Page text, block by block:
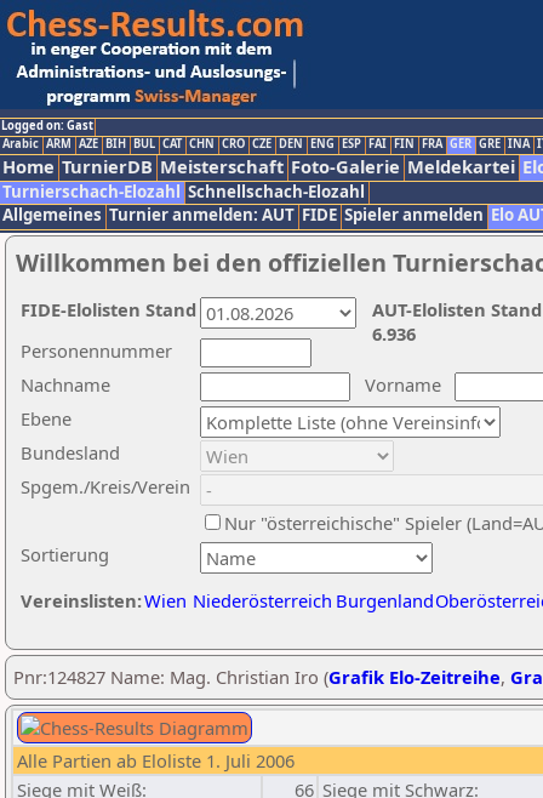
Logged on: Gast
Arabic ARM AZE BIH BUL CAT CHN CRO CZE DEN ENG ESP FAI FIN FRA GER GRE INA
Home TurnierDB Meisterschaft Foto-Galerie Meldekartei
Turnierschach-Elozahl Schnellschach-Elozahl
Allgemeines Turnier anmelden: AUT FIDE Spieler anmelden Elo
Willkommen bei den offiziellen
Nachname
Vorname
Ebene
Sortierung
Personennummer
Bundesland
Spgem./Kreis/Verein
Nur "österreichische" Spieler
Vereinslisten:Wien Niederösterreich Burgenland
AUT-Elolisten
6.936
FIDE-Elolisten Stand
Pnr:124827 Name: Mag. Christian Iro (Grafik Elo-Zeitreihe,
Alle Partien ab Eloliste 1. Juli 2006
Siege mit Weiß:
66 Siege mit Schwarz: